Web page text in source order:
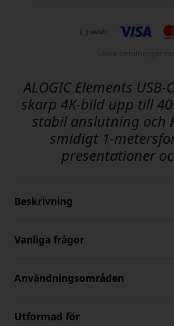
ALOGIC Elements
skarp 4K-bild upp till
stabil anslutning och
smidigt 1-
presentationer
Beskrivning
Vanliga frågor
Användningsområden
Utformad för